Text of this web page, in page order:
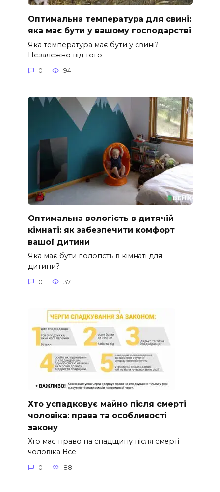
Оптимальна температура для свині:
яка має бути у вашому господарстві
Яка температура має бути у свині?
Незалежно від того
0 94
Оптимальна вологість в дитячій
кімнаті: як забезпечити комфорт
вашої дитини
Яка має бути вологість в кімнаті для
дитини?
0 37
Хто успадковує майно після смерті
чоловіка: права та особливості
закону
Хто має право на спадщину після смерті
чоловіка Все
0 88